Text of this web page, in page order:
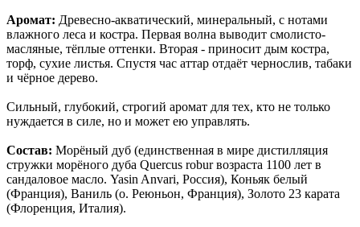
Аромат: Древесно-акватический, минеральный, с нотами
влажного леса и костра. Первая волна выводит смолисто-
масляные, тёплые оттенки. Вторая - приносит дым костра,
торф, сухие листья. Спустя час аттар отдаёт чернослив, табаки
и чёрное дерево.
Сильный, глубокий, строгий аромат для тех, кто не только
нуждается в силе, но и может ею управлять.
Состав: Морёный дуб (единственная в мире дистилляция
стружки морёного дуба Quercus robur возраста 1100 лет в
сандаловое масло. Yasin Anvari, Россия), Коньяк белый
(Франция), Ваниль (о. Реюньон, Франция), Золото 23 карата
(Флоренция, Италия).